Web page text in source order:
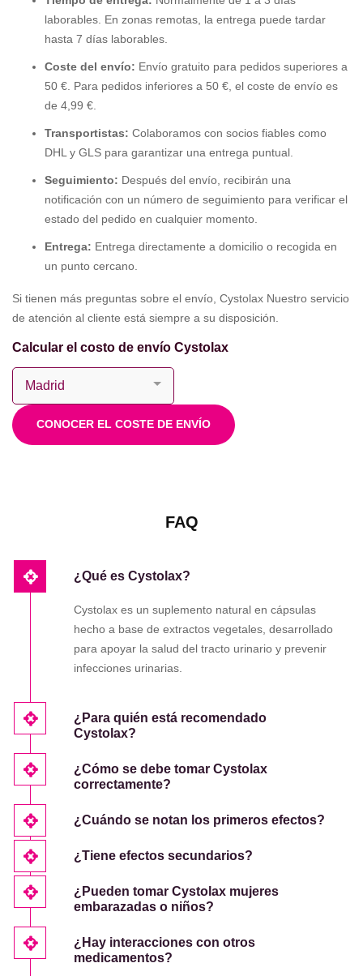
laborables. En zonas remotas, la entrega puede tardar
hasta 7 días laborables.
Coste del envío: Envío gratuito para pedidos superiores a
50 €. Para pedidos inferiores a 50 €, el coste de envío es
de 4,99 €.
Transportistas: Colaboramos con socios fiables como
DHL y GLS para garantizar una entrega puntual.
Seguimiento: Después del envío, recibirán una
notificación con un número de seguimiento para verificar el
estado del pedido en cualquier momento.
Entrega: Entrega directamente a domicilio o recogida en
un punto cercano.
Si tienen más preguntas sobre el envío, Cystolax Nuestro servicio
de atención al cliente está siempre a su disposición.
Calcular el costo de envío Cystolax
CONOCER EL COSTE DE ENVÍO
FAQ
¿Qué es Cystolax?
Cystolax es un suplemento natural en cápsulas
hecho a base de extractos vegetales, desarrollado
para apoyar la salud del tracto urinario y prevenir
infecciones urinarias.
¿Para quién está recomendado
Cystolax?
¿Cómo se debe tomar Cystolax
correctamente?
¿Cuándo se notan los primeros efectos?
¿Tiene efectos secundarios?
¿Pueden tomar Cystolax mujeres
embarazadas o niños?
¿Hay interacciones con otros
medicamentos?